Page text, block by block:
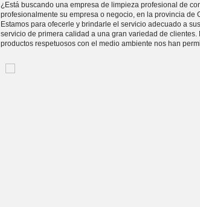
¿Está buscando una empresa de limpieza profesional de
profesionalmente su empresa o negocio, en la provincia de
Estamos para ofecerle y brindarle el servicio adecuado a
servicio de primera calidad a una gran variedad de
productos respetuosos con el medio ambiente nos han